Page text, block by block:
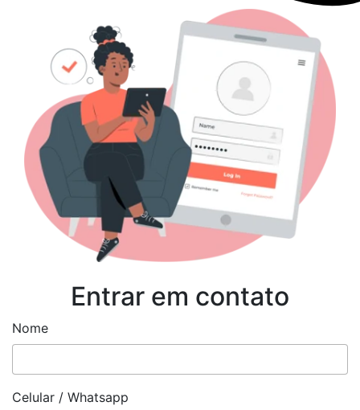
Entrar em contato
Nome
Celular / Whatsapp